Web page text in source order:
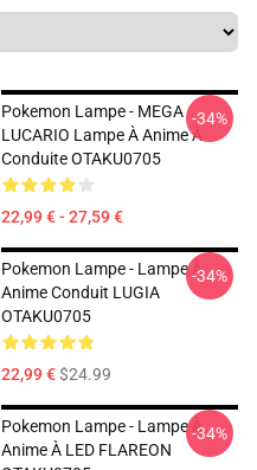
Pokemon Lampe - MEGA
LUCARIO Lampe À Anime À
Conduite OTAKU0705
22,99 € - 27,59 €
-34%
Pokemon Lampe - Lampe À
Anime Conduit LUGIA
OTAKU0705
22,99 €$24.99
-34%
Pokemon Lampe - Lampe À
Anime À LED FLAREON
-34%